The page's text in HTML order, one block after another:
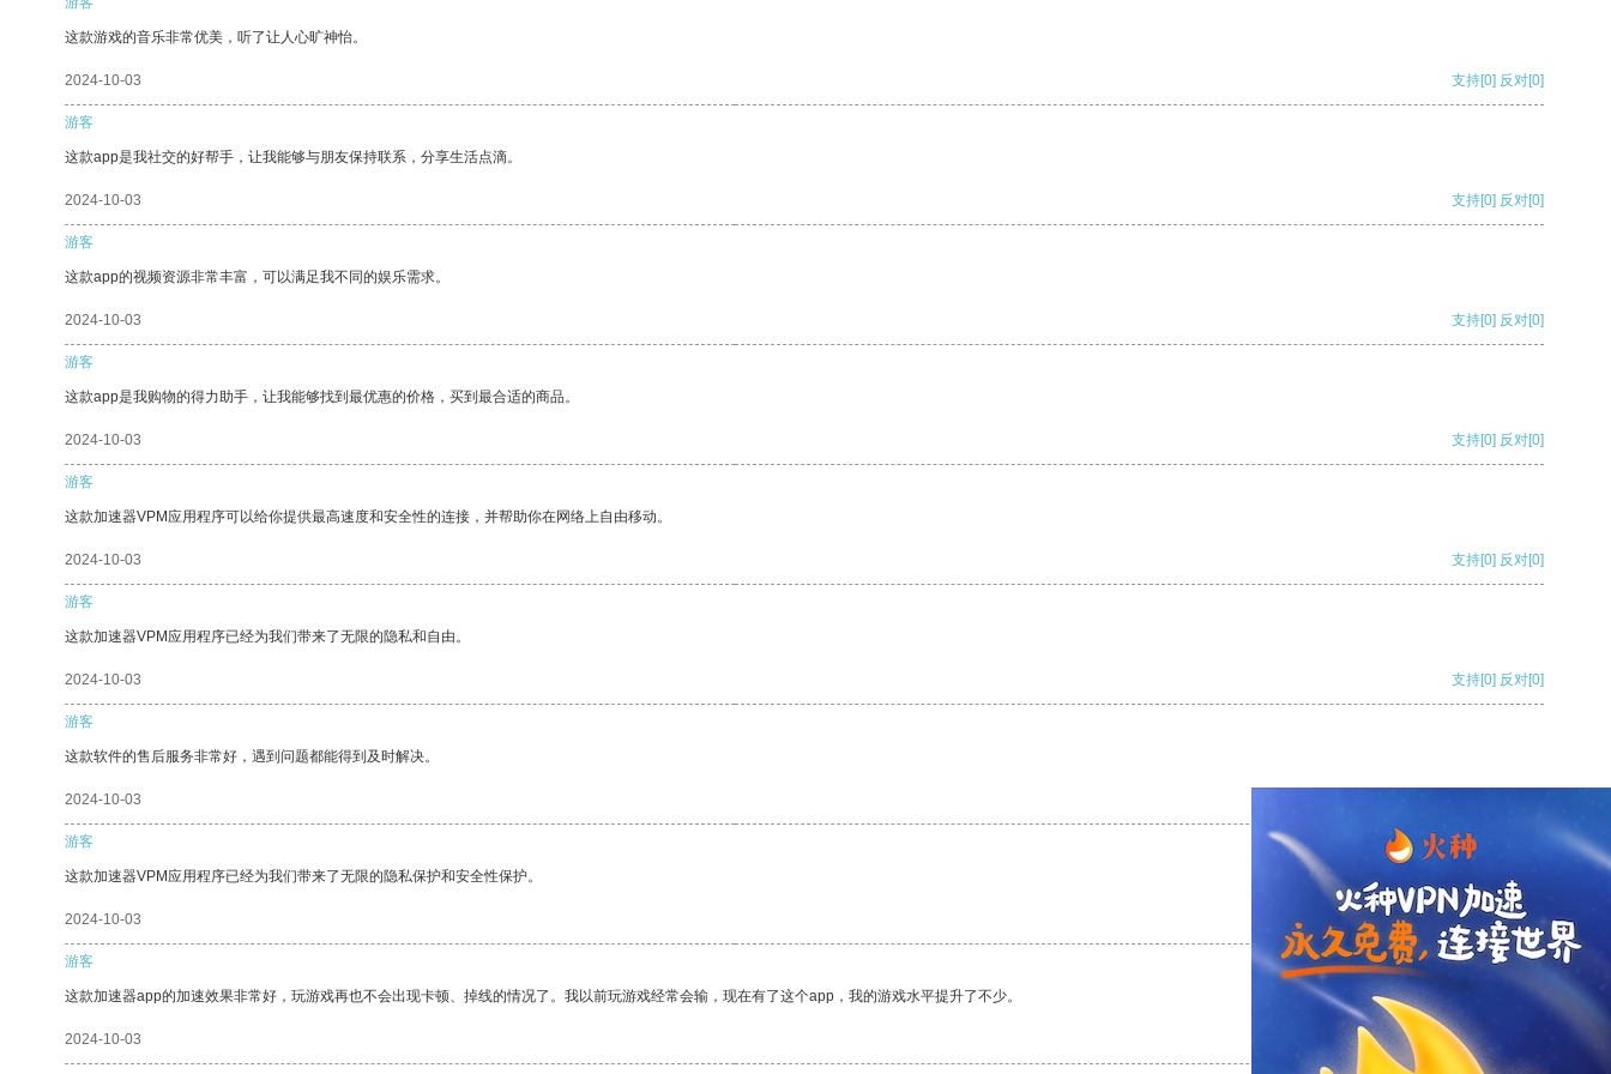
这款游戏的音乐非常优美，听了让人心旷神怡。
2024-10-03 支持[0] 反对[0]
游客
这款app是我社交的好帮手，让我能够与朋友保持联系，分享生活点滴。
2024-10-03 支持[0] 反对[0]
游客
这款app的视频资源非常丰富，可以满足我不同的娱乐需求。
2024-10-03 支持[0] 反对[0]
游客
这款app是我购物的得力助手，让我能够找到最优惠的价格，买到最合适的商品。
2024-10-03 支持[0] 反对[0]
游客
这款加速器VPM应用程序可以给你提供最高速度和安全性的连接，并帮助你在网络上自由移动。
2024-10-03 支持[0] 反对[0]
游客
这款加速器VPM应用程序已经为我们带来了无限的隐私和自由。
2024-10-03 支持[0] 反对[0]
游客
这款软件的售后服务非常好，遇到问题都能得到及时解决。
2024-10-03
游客
这款加速器VPM应用程序已经为我们带来了无限的隐私保护和安全性保护。
2024-10-03 支持 [0] 反对 [0]
游客
这款加速器app的加速效果非常好，玩游戏再也不会出现卡顿、掉线的情况了。我以前玩游戏经常会输，现在有了这个app，我的游戏水平提升了不少。
2024-10-03 支持